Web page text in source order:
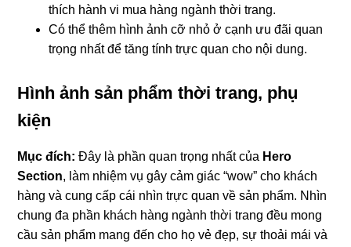
thích hành vi mua hàng ngành thời trang.
Có thể thêm hình ảnh cỡ nhỏ ở cạnh ưu đãi quan
trọng nhất để tăng tính trực quan cho nội dung.
Hình ảnh sản phẩm thời trang, phụ
kiện
Mục đích: Đây là phần quan trọng nhất của Hero
Section, làm nhiệm vụ gây cảm giác “wow” cho khách
hàng và cung cấp cái nhìn trực quan về sản phẩm. Nhìn
chung đa phần khách hàng ngành thời trang đều mong
cầu sản phẩm mang đến cho họ vẻ đẹp, sự thoải mái và